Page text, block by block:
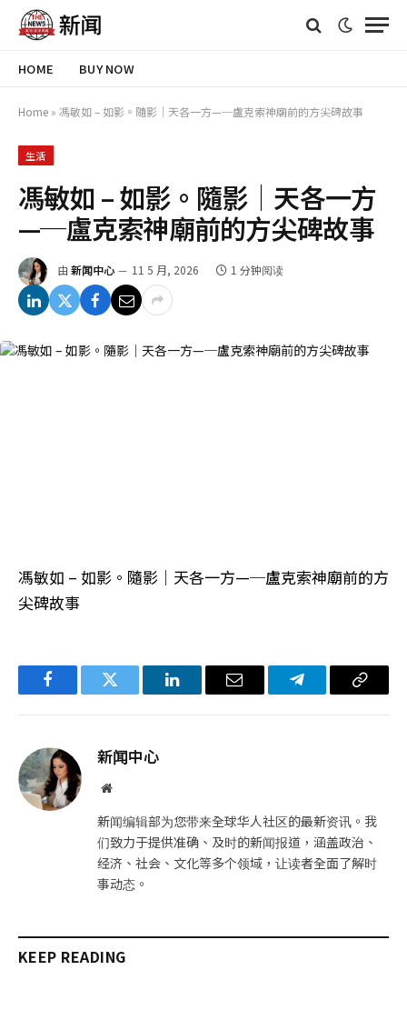
HOME BUY NOW
Home » 馮敏如 – 如影。隨影│天各一方—─盧克索神廟前的方尖碑故事
生活
馮敏如 – 如影。隨影│天各一方
—─盧克索神廟前的方尖碑故事
由 新闻中心 11 5 月, 2026 1 分钟阅读
馮敏如 – 如影。隨影│天各一方—─盧克索神廟前的方
尖碑故事
FacebookTwitter LinkedIn电
Telegram复
新闻中心
网
新闻编辑部为您带来全球华人社区的最新资讯。我
们致力于提供准确、及时的新闻报道，涵盖政治、
经济、社会、文化等多个领域，让读者全面了解时
事动态。
KEEP READING